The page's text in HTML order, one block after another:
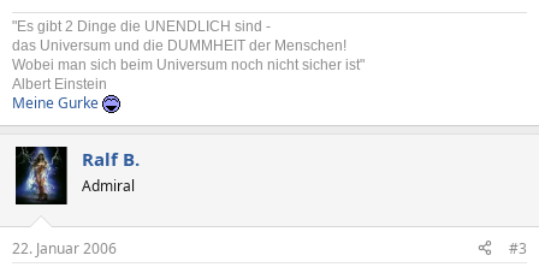
"Es gibt 2 Dinge die UNENDLICH sind -
das Universum und die DUMMHEIT der Menschen!
Wobei man sich beim Universum noch nicht sicher ist"
Albert Einstein
Meine Gurke
Ralf B.
Admiral
22. Januar 2006 #3